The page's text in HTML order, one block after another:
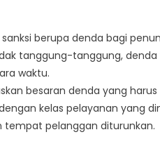
berupa denda bagi
tanggung-tanggung,
waktu.
besaran denda yang
kelas pelayanan yang
pelanggan diturunkan.